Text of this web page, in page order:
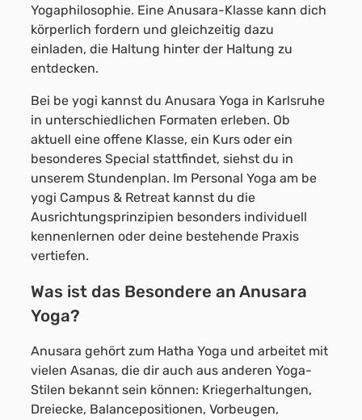
Yogaphilosophie. Eine Anusara-Klasse kann dich
körperlich fordern und gleichzeitig dazu
einladen, die Haltung hinter der Haltung zu
entdecken.
Bei be yogi kannst du Anusara Yoga in Karlsruhe
in unterschiedlichen Formaten erleben. Ob
aktuell eine offene Klasse, ein Kurs oder ein
besonderes Special stattfindet, siehst du in
unserem Stundenplan. Im Personal Yoga am be
yogi Campus & Retreat kannst du die
Ausrichtungsprinzipien besonders individuell
kennenlernen oder deine bestehende Praxis
vertiefen.
Was ist das Besondere an Anusara
Yoga?
Anusara gehört zum Hatha Yoga und arbeitet mit
vielen Asanas, die dir auch aus anderen Yoga-
Stilen bekannt sein können: Kriegerhaltungen,
Dreiecke, Balancepositionen, Vorbeugen,